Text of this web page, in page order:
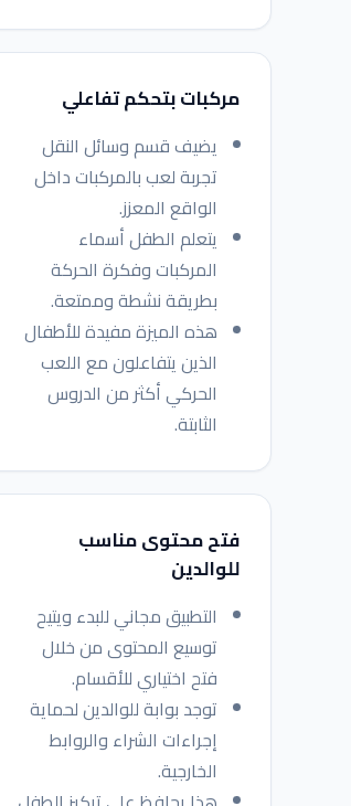
مركبات بتحكم تفاعلي
يضيف قسم وسائل النقل
تجربة لعب بالمركبات داخل
الواقع المعزز.
يتعلم الطفل أسماء
المركبات وفكرة الحركة
بطريقة نشطة وممتعة.
هذه الميزة مفيدة للأطفال
الذين يتفاعلون مع اللعب
الحركي أكثر من الدروس
الثابتة.
فتح محتوى مناسب
للوالدين
التطبيق مجاني للبدء ويتيح
توسيع المحتوى من خلال
فتح اختياري للأقسام.
توجد بوابة للوالدين لحماية
إجراءات الشراء والروابط
الخارجية.